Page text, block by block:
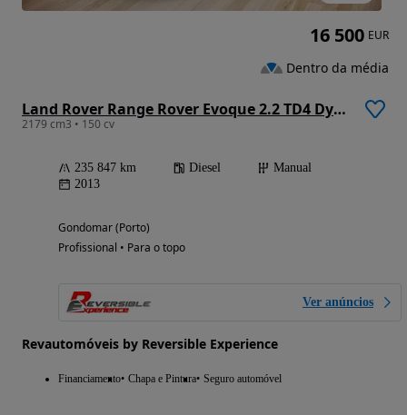
Land Rover Range Rover Evoque 2.2 TD4 Dynamic
2179 cm3 • 150 cv
235 847 km Diesel
Manual
2013
Gondomar (Porto)
Profissional • Para o topo
Ver anúncios
Revautomóveis by Reversible Experience
Financiamento Chapa e Pintura Seguro automóvel
16 500 EUR
Dentro da média